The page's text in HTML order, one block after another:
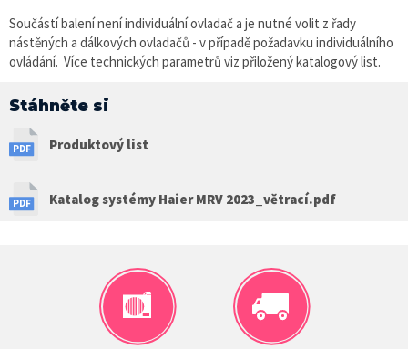
Součástí balení není individuální ovladač a je nutné volit z řady
nástěných a dálkových ovladačů - v případě požadavku individuálního
ovládání. Více technických parametrů viz přiložený katalogový list.
Stáhněte si
Produktový list
Katalog systémy Haier MRV 2023_větrací.pdf